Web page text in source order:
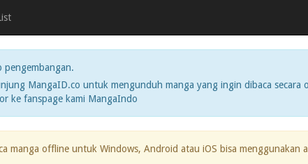
pengembangan.
MangaID.co untuk mengunduh manga yang ingin dibaca secara
ke fanspage kami MangaIndo
manga offline untuk Windows, Android atau iOS bisa menggunakan